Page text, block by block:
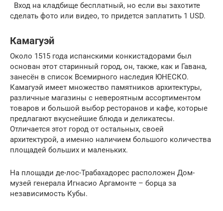
Вход на кладбище бесплатный, но если вы захотите
сделать фото или видео, то придется заплатить 1 USD.
Камагуэй
Около 1515 года испанскими конкистадорами был
основан этот старинный город, он, также, как и Гавана,
занесён в список Всемирного наследия ЮНЕСКО.
Камагуэй имеет множество памятников архитектуры,
различные магазины с невероятным ассортиментом
товаров и большой выбор ресторанов и кафе, которые
предлагают вкуснейшие блюда и деликатесы.
Отличается этот город от остальных, своей
архитектурой, а именно наличием большого количества
площадей больших и маленьких.
На площади де-лос-Трабахадорес расположен Дом-
музей генерала Игнасио Аргамонте – борца за
независимость Кубы.